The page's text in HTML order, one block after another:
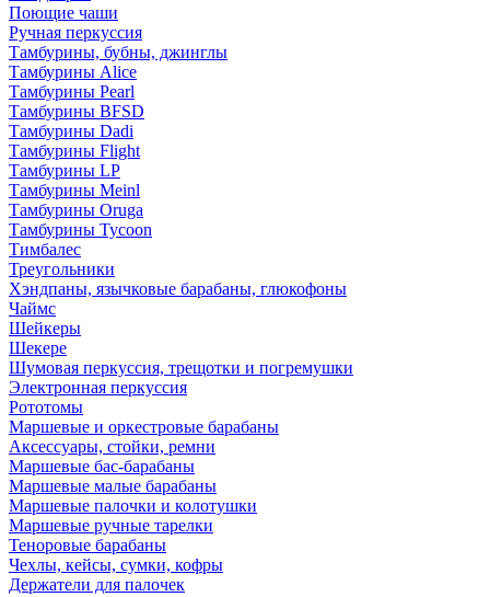
Поющие чаши
Ручная перкуссия
Тамбурины, бубны, джинглы
Тамбурины Alice
Тамбурины Pearl
Тамбурины BFSD
Тамбурины Dadi
Тамбурины Flight
Тамбурины LP
Тамбурины Meinl
Тамбурины Oruga
Тамбурины Tycoon
Тимбалес
Треугольники
Хэндпаны, язычковые барабаны, глюкофоны
Чаймс
Шейкеры
Шекере
Шумовая перкуссия, трещотки и погремушки
Электронная перкуссия
Рототомы
Маршевые и оркестровые барабаны
Аксессуары, стойки, ремни
Маршевые бас-барабаны
Маршевые малые барабаны
Маршевые палочки и колотушки
Маршевые ручные тарелки
Теноровые барабаны
Чехлы, кейсы, сумки, кофры
Держатели для палочек